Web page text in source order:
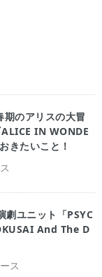
のアリスの大冒
IN WONDE
きたいこと！
ス
ユニット「PSYC
And The D